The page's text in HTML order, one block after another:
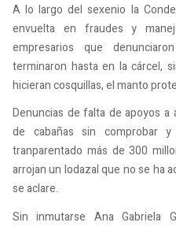
A lo largo del sexenio la
envuelta en fraudes y
empresarios que
terminaron hasta en la cárcel,
hicieran cosquillas, el manto
Denuncias de falta de apoyos
de cabañas sin comprobar
tranparentado más de 300
arrojan un lodazal que no se ha
se aclare.
Sin inmutarse Ana Gabriela